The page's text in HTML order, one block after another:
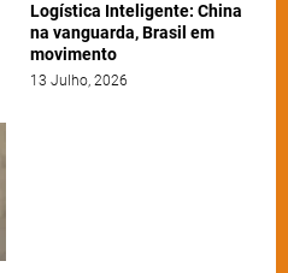
Logística Inteligente: China
na vanguarda, Brasil em
movimento
13 Julho, 2026